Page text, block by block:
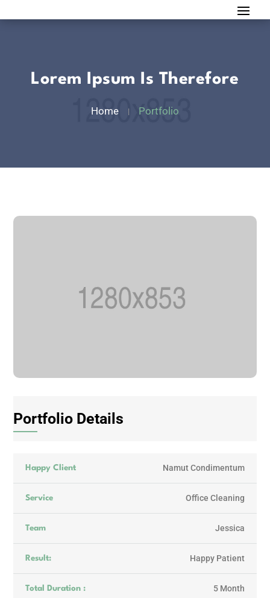
Lorem Ipsum Is Therefore
Home Portfolio
Portfolio Details
Happy Client Namut Condimentum
Service Office Cleaning
Team Jessica
Result: Happy Patient
Total Duration : 5 Month